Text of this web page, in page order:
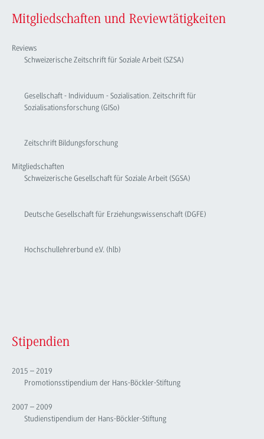
Mitgliedschaften und Reviewtätigkeiten
Reviews
Schweizerische Zeitschrift für Soziale Arbeit (SZSA)
Gesellschaft - Individuum - Sozialisation. Zeitschrift für
Sozialisationsforschung (GISo)
Zeitschrift Bildungsforschung
Mitgliedschaften
Schweizerische Gesellschaft für Soziale Arbeit (SGSA)
Deutsche Gesellschaft für Erziehungswissenschaft (DGFE)
Hochschullehrerbund e.V. (hlb)
Stipendien
2015 – 2019
Promotionsstipendium der Hans-Böckler-Stiftung
2007 – 2009
Studienstipendium der Hans-Böckler-Stiftung